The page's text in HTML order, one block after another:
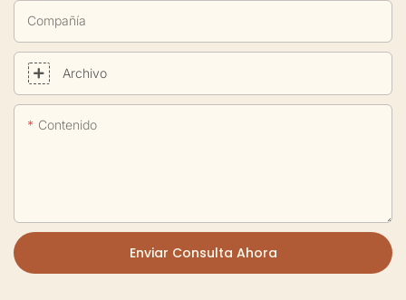
Compañía
Archivo
Contenido
Enviar Consulta Ahora